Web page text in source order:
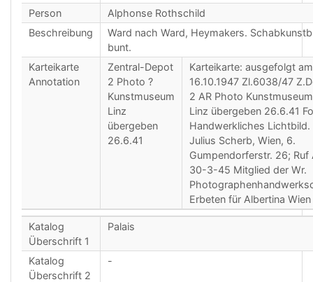
Person
Alphonse Rothschild
Beschreibung
Ward nach Ward, Heymakers.
bunt.
Karteikarte
Annotation
Zentral-Depot
2 Photo ?
Kunstmuseum
Linz
übergeben
26.6.41
Karteikarte: ausgefolgt am
16.10.1947 Zl.6038/47
2 AR Photo Kunstmuseum
Linz übergeben 26.6.41
Handwerkliches Lichtbild.
Julius Scherb, Wien, 6.
Gumpendorferstr. 26; Ruf
30-3-45 Mitglied der Wr.
Erbeten für Albertina Wien
Katalog
Überschrift 1
Palais
Katalog
Überschrift 2
-